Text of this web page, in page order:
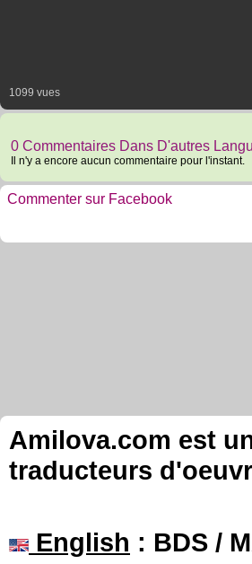
1099 vues
0 Commentaires Dans D'autres
Il n'y a encore aucun commentaire pour l'instant.
Commenter sur Facebook
Amilova.com est
traducteurs
English : BDS /